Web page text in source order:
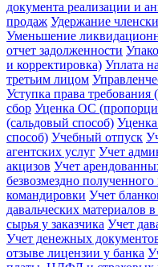
документа реализации и
продаж Удержание
Уменьшение
отчет задолженности
и корректировка) Уплата
третьим лицом
Уступка права требования
сбор Уценка ОС
(сальдовый способ)
способ) Учебный отпуск
агентских услуг Учет
акцизов Учет
безвозмездно
командировки Учет
давальческих материалов
сырья у заказчика Учет
Учет денежных
отзыве лицензии у банка